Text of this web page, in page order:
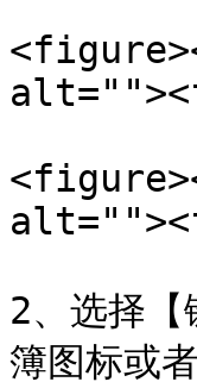
2、选择【
簿图标或